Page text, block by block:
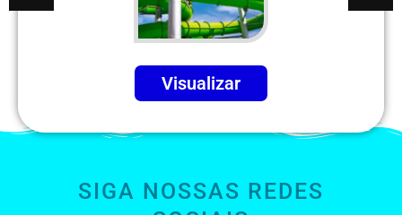
SIGA NOSSAS REDES